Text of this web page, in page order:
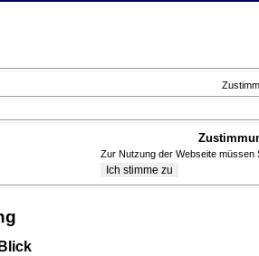
Zur Nutzung der Webseite müssen